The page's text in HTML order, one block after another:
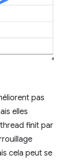
pas
elles
finit par
cela peut se